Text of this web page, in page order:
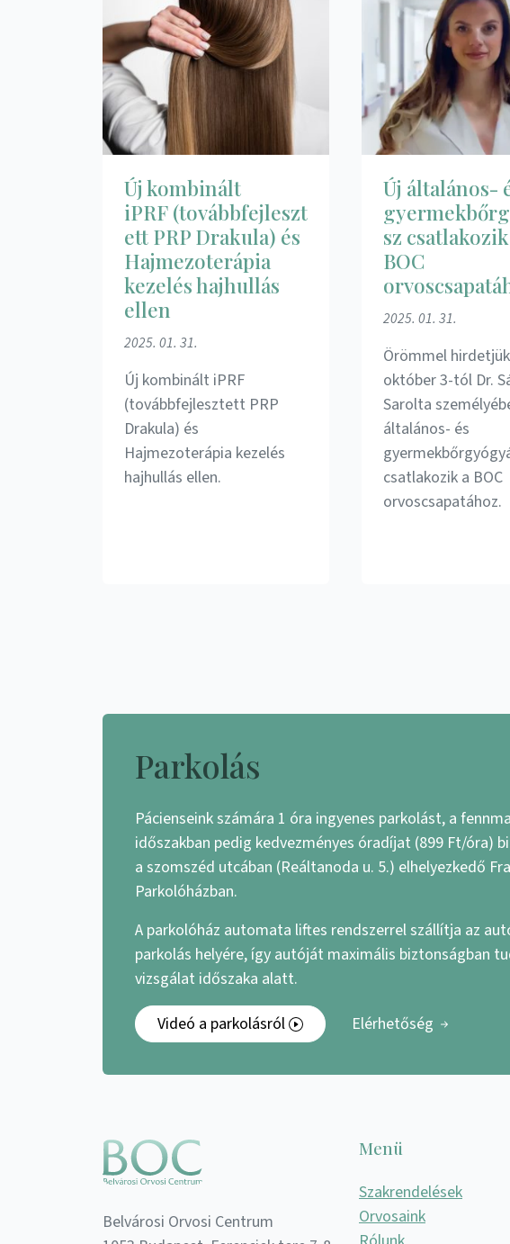
Új kombinált
iPRF (továbbfejleszt
ett PRP Drakula) és
Hajmezoterápia
kezelés hajhullás
ellen
2025. 01. 31.
Új kombinált iPRF
(továbbfejlesztett PRP
Drakula) és
Hajmezoterápia kezelés
hajhullás ellen.
Új általános-
sz
BOC
2025. 01. 31.
Örömmel
október 3-tól Dr.
Sarolta
általános- és
csatlakozik a BOC
orvoscsapatához.
Parkolás
Pácienseink számára 1 óra ingyenes parkolást, a
időszakban pedig kedvezményes óradíjat (899 Ft/óra)
a szomszéd utcában (Reáltanoda u. 5.) elhelyezkedő
Parkolóházban.
A parkolóház automata liftes rendszerrel szállítja az
parkolás helyére, így autóját maximális biztonságban
vizsgálat időszaka alatt.
Videó a parkolásról
Elérhetőség
Belvárosi Orvosi Centrum
Menü
Szakrendelések
Orvosaink